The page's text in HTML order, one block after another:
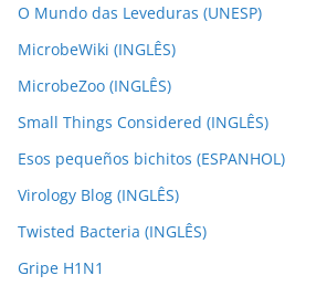
O Mundo das Leveduras (UNESP)
MicrobeWiki (INGLÊS)
MicrobeZoo (INGLÊS)
Small Things Considered (INGLÊS)
Esos pequeños bichitos (ESPANHOL)
Virology Blog (INGLÊS)
Twisted Bacteria (INGLÊS)
Gripe H1N1